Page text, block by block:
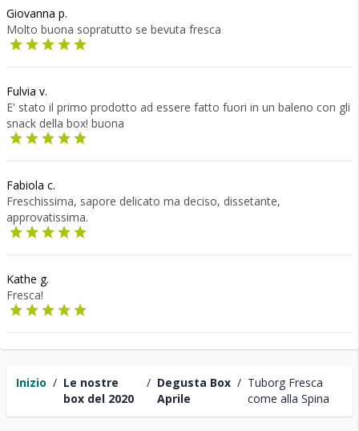
Inizio / Le nostre
box del 2020
/ Degusta Box
Aprile
/ Tuborg Fresca
come alla Spina
Giovanna p.
Molto buona sopratutto se bevuta fresca
Fulvia v.
E' stato il primo prodotto ad essere fatto fuori in un baleno con gli
snack della box! buona
Fabiola c.
Freschissima, sapore delicato ma deciso, dissetante,
approvatissima.
Kathe g.
Fresca!